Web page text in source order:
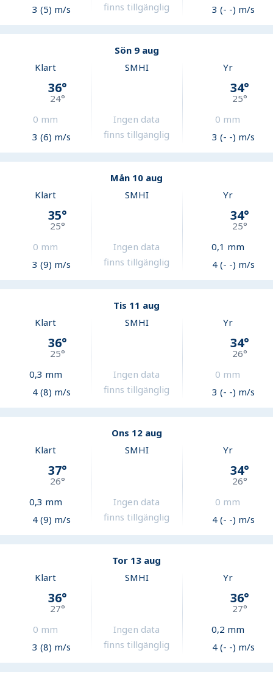
3 (5) m/s
finns tillgänglig
3 (- -) m/s
Sön 9 aug
Klart
36°
24°
0 mm
3 (6) m/s
SMHI
Ingen data
finns tillgänglig
Yr
34°
25°
0 mm
3 (- -) m/s
Mån 10 aug
Klart
35°
25°
0 mm
3 (9) m/s
SMHI
Ingen data
finns tillgänglig
Yr
34°
25°
0,1 mm
4 (- -) m/s
Tis 11 aug
Klart
36°
25°
0,3 mm
4 (8) m/s
SMHI
Ingen data
finns tillgänglig
Yr
34°
26°
0 mm
3 (- -) m/s
Ons 12 aug
Klart
37°
26°
0,3 mm
4 (9) m/s
SMHI
Ingen data
finns tillgänglig
Yr
34°
26°
0 mm
4 (- -) m/s
Tor 13 aug
Klart
36°
27°
0 mm
3 (8) m/s
SMHI
Ingen data
finns tillgänglig
Yr
36°
27°
0,2 mm
4 (- -) m/s